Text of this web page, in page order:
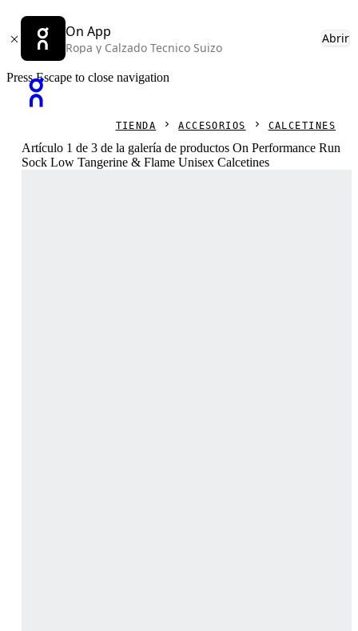
On App
Ropa y Calzado Tecnico Suizo
Abrir
Press Escape to close navigation
TIENDA ACCESORIOS CALCETINES
Artículo 1 de 3 de la galería de productos On Performance Run
Sock Low Tangerine & Flame Unisex Calcetines